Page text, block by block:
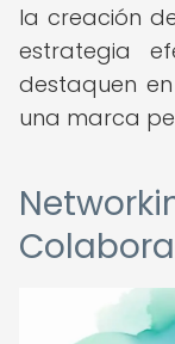
la creación
estrategia
destaquen
una marca